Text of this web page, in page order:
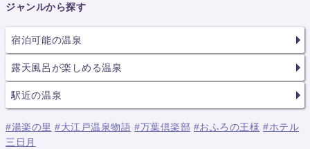
ジャンルから探す
宿泊可能の温泉
露天風呂が楽しめる温泉
駅近の温泉
#湯楽の里 #大江戸温泉物語 #万葉倶楽部 #おふろの王様 #ホテル
三日月